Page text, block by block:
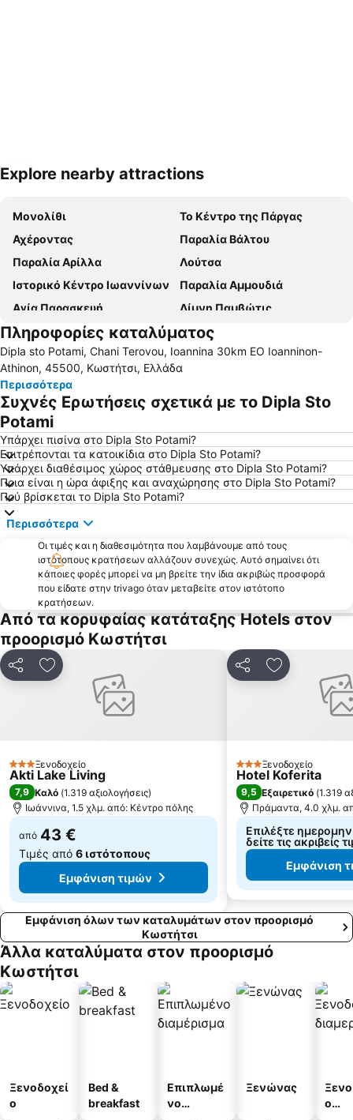
Ανάπτυξη χάρτη
Explore nearby attractions
Μονολίθι
Το Κέντρο της Πάργας
Αχέροντας
Παραλία Βάλτου
Παραλία Αρίλλα
Λούτσα
Ιστορικό Κέντρο Ιωαννίνων
Παραλία Αμμουδιά
Αγία Παρασκευή
Λίμνη Παμβώτις
Καστροσυκιά
Κυανή Ακτή
Παραλία Πίσω Κρυονερίου
Μύτικας
Παραλία Σαρακίνικο
Κανάλι
Ανήλιο Χιονοδρομικό Κέντρο
Λιμένας Πάργας
Λυγιά
Πλατεία Κιλκίς
Κάστρο Ιωαννίνων
Αρίλλας
Μέτσοβο Χιονοδρομικό Κέντρο
Μέγα Ντράφι
Σπήλαιο Περάματος
Τα Μονοπάτια των Τζουμέρκων
Λύχνος
ΚΤΕΛ Πάργας
Εθνικό Στάδιο Ζωσιμάδες
Νησάκι Παναγιάς
Νησί - Ιστορικός και Παραδοσιακός Τόπος
Αρχαία Νικόπολη
Κατώγι Αβέρωφ
Κερέντζα
Ηπειρώτικα
Ζάβια
Παραδοσιακός Οικισμός Καλαρρυτών
Σπήλαιο Ανεμότρυπα
Τεχνητή Λίμνη Πηγών Αώου
Παραδοσιακός Οικισμός Ζαλόγγου
Φετιχιέ Τζαμί
Πληροφορίες καταλύματος
Dipla sto Potami, Chani Terovou, Ioannina 30km EO Ioanninon-
Athinon, 45500, Κωστήτσι, Ελλάδα
Περισσότερα
Συχνές Ερωτήσεις σχετικά με το Dipla Sto
Potami
Υπάρχει πισίνα στο Dipla Sto Potami?
Επιτρέπονται τα κατοικίδια στο Dipla Sto Potami?
Υπάρχει διαθέσιμος χώρος στάθμευσης στο Dipla Sto Potami?
Ποια είναι η ώρα άφιξης και αναχώρησης στο Dipla Sto Potami?
Πού βρίσκεται το Dipla Sto Potami?
Περισσότερα
Οι τιμές και η διαθεσιμότητα που λαμβάνουμε από τους
ιστότοπους κρατήσεων αλλάζουν συνεχώς. Αυτό σημαίνει ότι
κάποιες φορές μπορεί να μη βρείτε την ίδια ακριβώς προσφορά
που είδατε στην trivago όταν μεταβείτε στον ιστότοπο
κρατήσεων.
Από τα κορυφαίας κατάταξης Hotels στον
προορισμό Κωστήτσι
ΚοινοποίησηΠροσθήκη στα αγαπημένα
3 ΑστέριαΞενοδοχείο
Akti Lake Living
7,9 Καλό (1.319 αξιολογήσεις)
Ιωάννινα, 1.5 χλμ. από: Κέντρο πόλης
από 43 €
Τιμές από 6 ιστότοπους
Εμφάνιση τιμών
ΚοινοποίησηΠροσθήκη
3 ΑστέριαΞενοδοχείο
Hotel Koferita
9,5 Εξαιρετικό (1.319
Πράμαντα, 4.0 χλμ.
Επιλέξτε
δείτε τις ακριβείς
Εμφάνιση
Εμφάνιση όλων των καταλυμάτων στον προορισμό
Κωστήτσι
Άλλα καταλύματα στον προορισμό
Κωστήτσι
Ξενοδοχεί
ο
Bed &
breakfast
Επιπλωμέ
νο
Ξενώνας
ο